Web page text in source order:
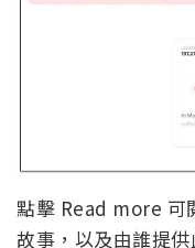
點擊 Read more 可
故事，以及由誰提供